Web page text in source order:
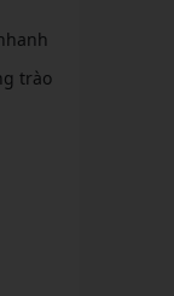
trào